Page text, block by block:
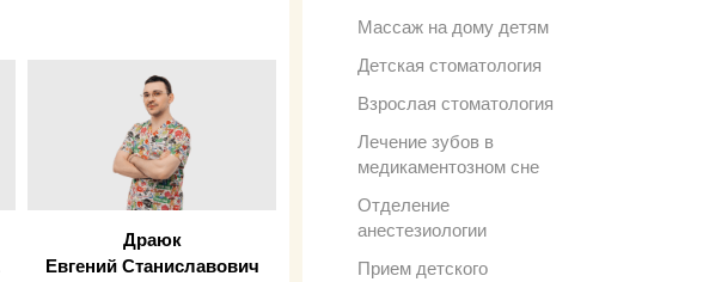
Массаж на дому детям
Детская стоматология
Взрослая стоматология
Лечение зубов в
медикаментозном сне
Отделение
анестезиологии
Прием детского
Драюк
Евгений Станиславович